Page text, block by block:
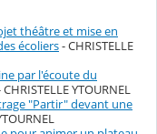
théâtre et mise en
écoliers- CHRISTELLE
par l'écoute du
CHRISTELLE YTOURNEL
"Partir" devant une